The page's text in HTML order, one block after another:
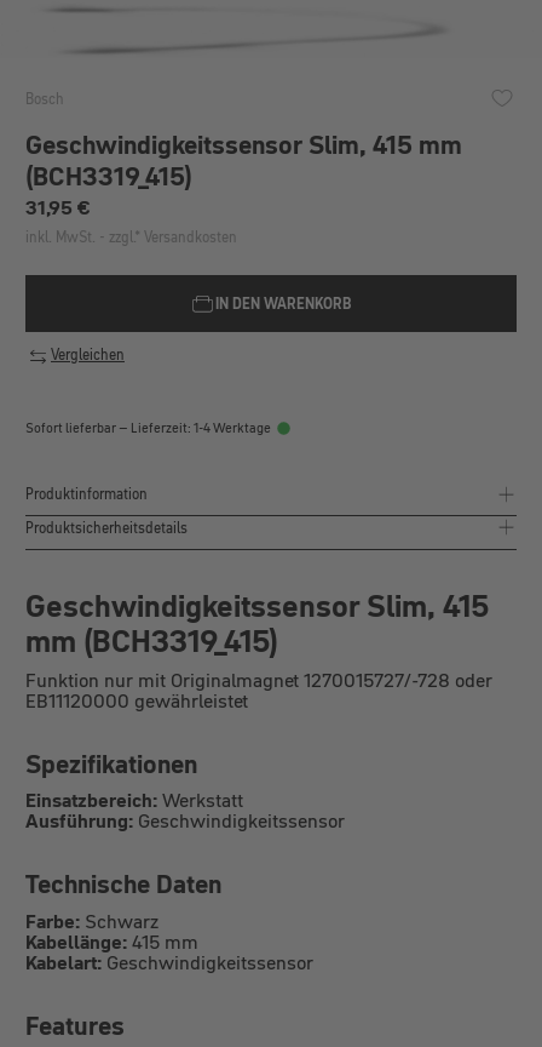
Bosch
Geschwindigkeitssensor Slim, 415 mm
(BCH3319_415)
Regulärer Preis:
31,95 €
inkl. MwSt. - zzgl.* Versandkosten
IN DEN WARENKORB
Vergleichen
Sofort lieferbar – Lieferzeit: 1-4 Werktage
Produktinformation
Produktsicherheitsdetails
Geschwindigkeitssensor Slim, 415
mm (BCH3319_415)
Funktion nur mit Originalmagnet 1270015727/-728 oder
EB11120000 gewährleistet
Spezifikationen
Einsatzbereich:Werkstatt
Ausführung: Geschwindigkeitssensor
Technische Daten
Farbe: Schwarz
Kabellänge:415 mm
Kabelart: Geschwindigkeitssensor
Features